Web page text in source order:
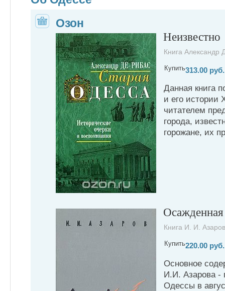
Озон
Неизвестно
Книга Александр
Купить313.00 руб.
Данная книга
и его истории
читателем
города,
горожане, их
Книга И. И.
Купить220.00 руб.
Основное
И.И. Азарова -
Одессы в